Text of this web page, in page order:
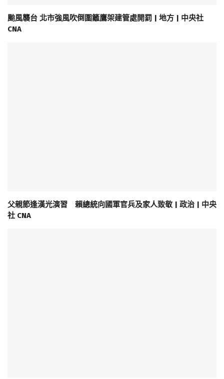
颱風襲台 北市強風吹倒圍籬鷹架建管處開罰 | 地方 | 中央社
CNA
父親節逢漢光演習 賴總統向國軍官兵及家人致敬 | 政治 | 中央
社 CNA